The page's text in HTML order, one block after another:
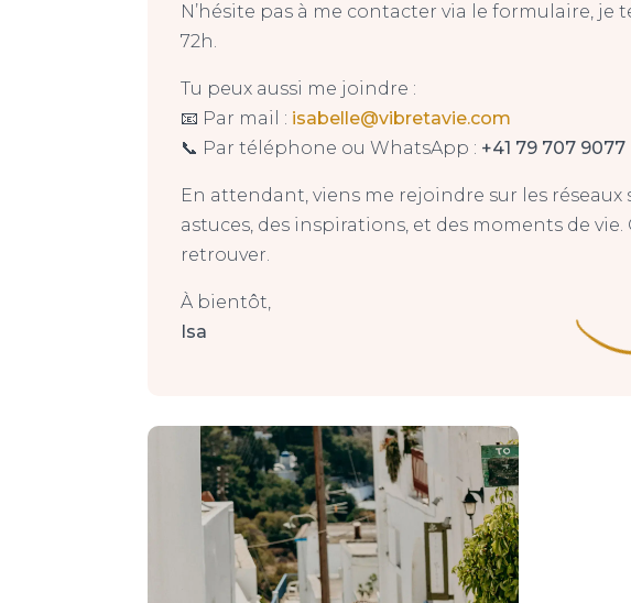
N’hésite pas à me contacter via le formulaire, je
72h.
Tu peux aussi me joindre :
📧 Par mail : isabelle@vibretavie.com
📞 Par téléphone ou WhatsApp : +41 79 707 9077
En attendant, viens me rejoindre sur les réseaux
astuces, des inspirations, et des moments de vie.
retrouver.
À bientôt,
Isa